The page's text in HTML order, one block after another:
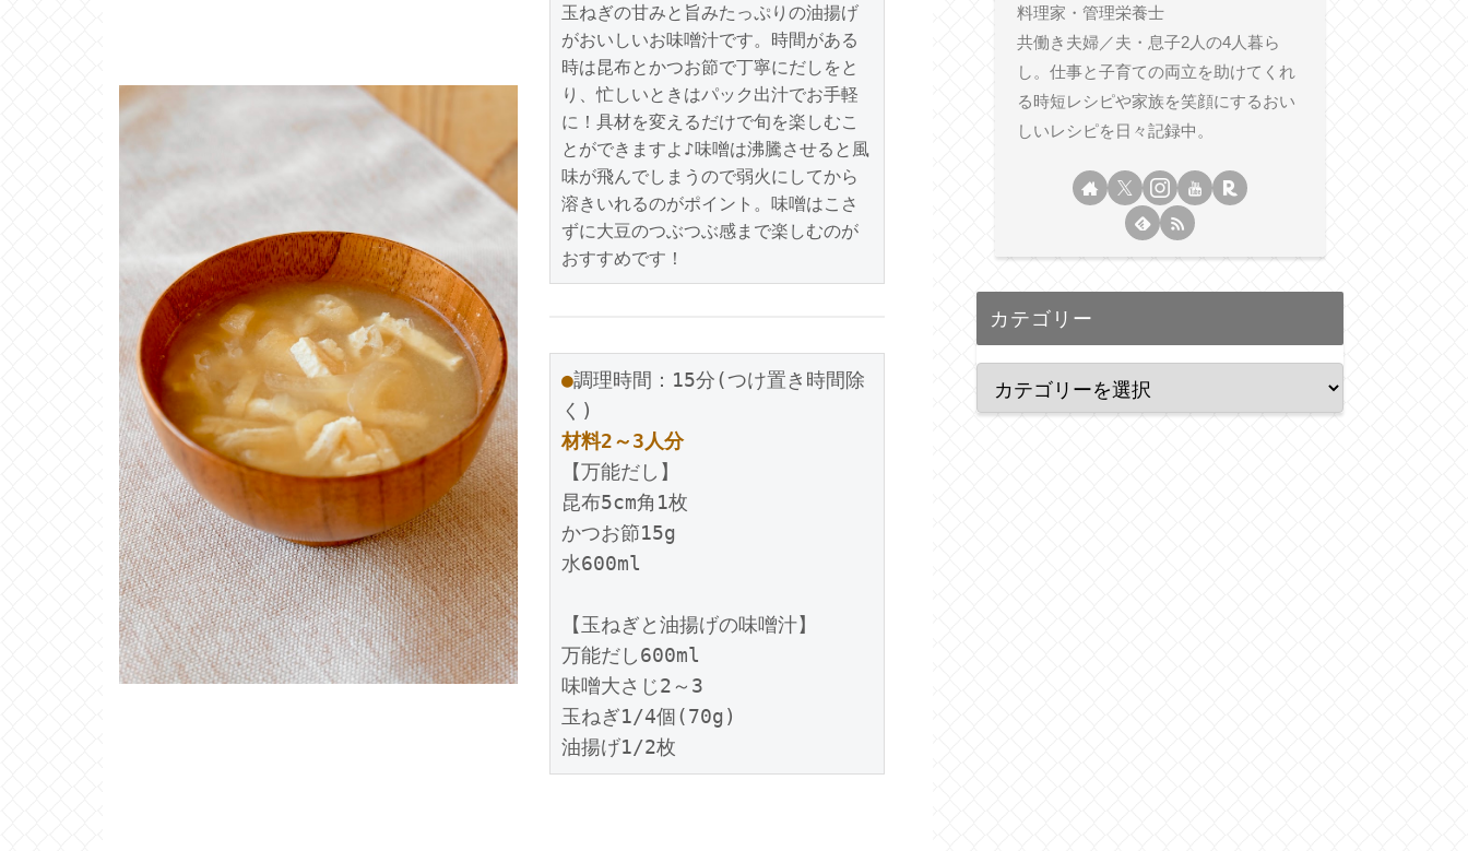
玉ねぎの甘みと旨みたっぷりの油揚げ
がおいしいお味噌汁です。時間がある
時は昆布とかつお節で丁寧にだしをと
り、忙しいときはパック出汁でお手軽
に！具材を変えるだけで旬を楽しむこ
とができますよ♪味噌は沸騰させると風
味が飛んでしまうので弱火にしてから
溶きいれるのがポイント。味噌はこさ
ずに大豆のつぶつぶ感まで楽しむのが
おすすめです！
●調理時間：15分(つけ置き時間除
材料2～3人分
【万能だし】
昆布5cm角1枚
かつお節15g
水600ml
【玉ねぎと油揚げの味噌汁】
万能だし600ml
味噌大さじ2～3
玉ねぎ1/4個(70g)
料理家・管理栄養士
共働き夫婦／夫・息子2人の4人暮ら
し。仕事と子育ての両立を助けてくれ
る時短レシピや家族を笑顔にするおい
しいレシピを日々記録中。
カテゴリー